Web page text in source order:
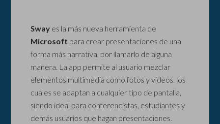
Sway es la más nueva herramienta de
Microsoft para crear presentaciones de una
forma más narrativa, por llamarlo de alguna
manera. La app permite al usuario mezclar
elementos multimedia como fotos y videos, los
cuales se adaptan a cualquier tipo de pantalla,
siendo ideal para conferencistas, estudiantes y
demás usuarios que hagan presentaciones.